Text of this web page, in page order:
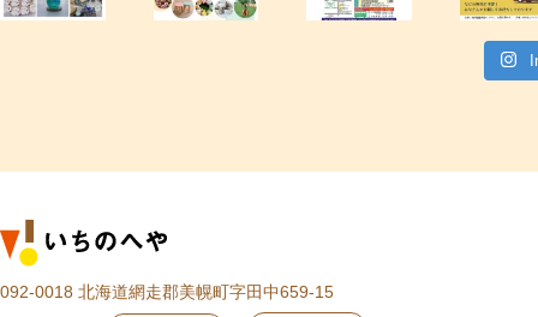
092-0018 北海道網走郡美幌町字田中659-15